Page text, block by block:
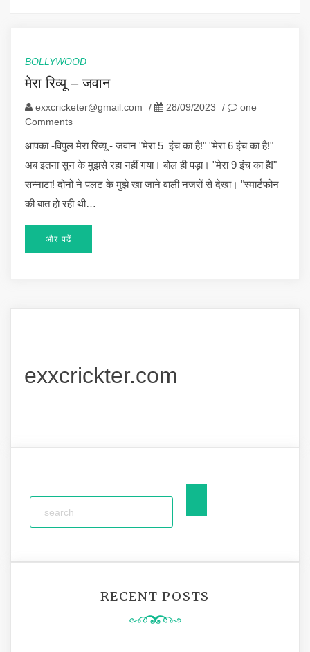
BOLLYWOOD
मेरा रिव्यू – जवान
exxcricketer@gmail.com / 28/09/2023 /
one
Comments
आपका -विपुल मेरा रिव्यू - जवान "मेरा 5 इंच का है!" "मेरा 6 इंच का है!"
अब इतना सुन के मुझसे रहा नहीं गया। बोल ही पड़ा। "मेरा 9 इंच का है!"
सन्नाटा! दोनों ने पलट के मुझे खा जाने वाली नजरों से देखा। "स्मार्टफोन
की बात हो रही थी…
और पढ़ें
exxcrickter.com
RECENT POSTS